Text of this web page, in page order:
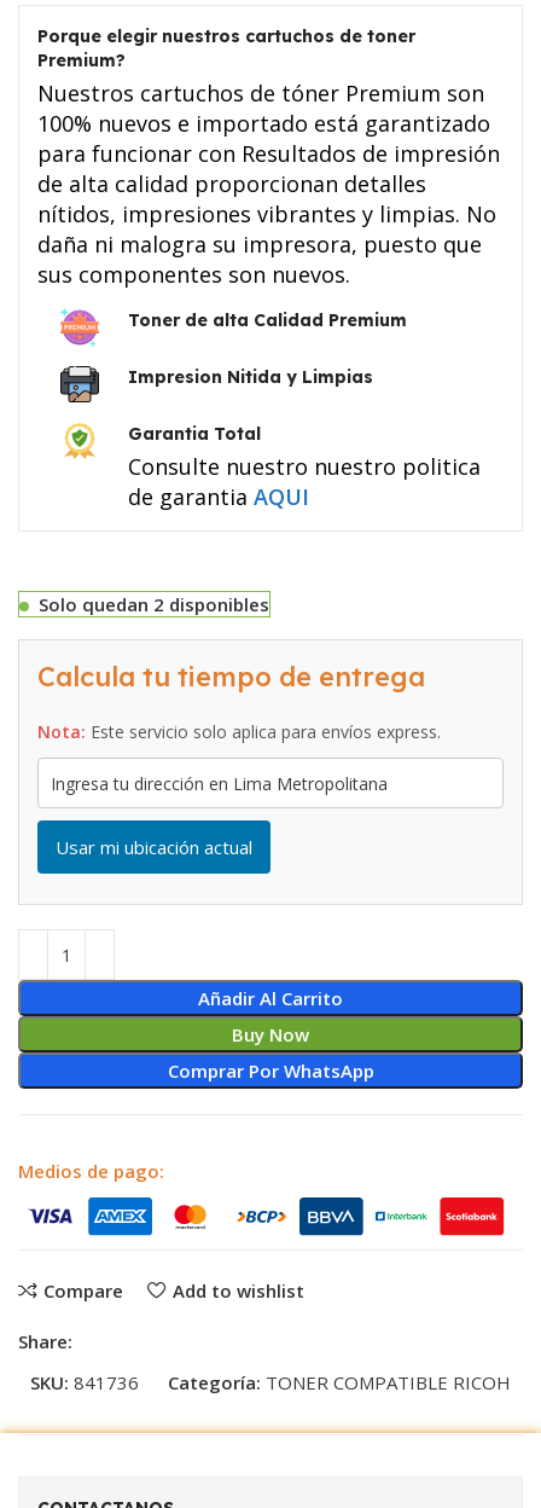
Porque elegir nuestros cartuchos de toner
Premium?
Nuestros cartuchos de tóner Premium son
100% nuevos e importado está garantizado
para funcionar con Resultados de impresión
de alta calidad proporcionan detalles
nítidos, impresiones vibrantes y limpias. No
daña ni malogra su impresora, puesto que
sus componentes son nuevos.
Toner de alta Calidad Premium
Impresion Nitida y Limpias
Garantia Total
Consulte nuestro nuestro politica
de garantia AQUI
Solo quedan 2 disponibles
Calcula tu tiempo de entrega
Nota: Este servicio solo aplica para envíos express.
Usar mi ubicación actual
Añadir Al Carrito
Buy Now
Comprar Por WhatsApp
Medios de pago:
Compare Add to wishlist
Share:
SKU: 841736 Categoría: TONER COMPATIBLE RICOH